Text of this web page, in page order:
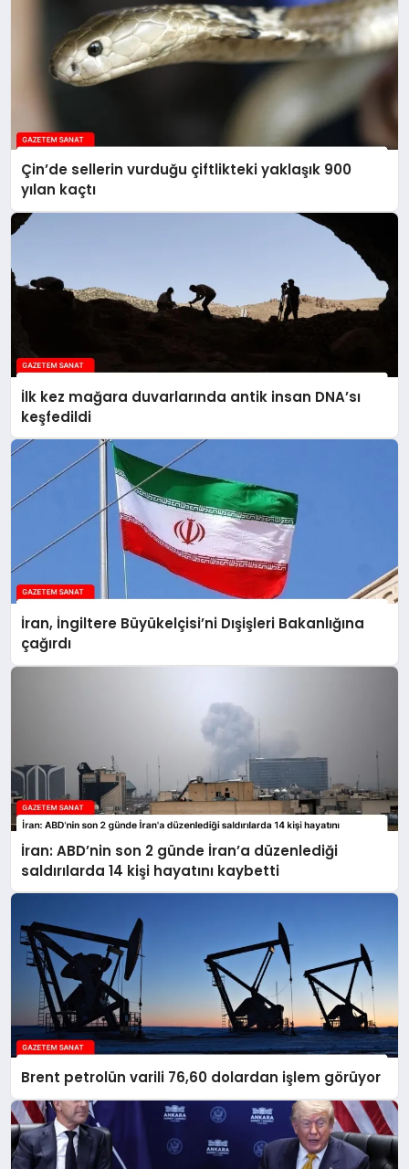
Çin’de sellerin vurduğu çiftlikteki yaklaşık 900
yılan kaçtı
İlk kez mağara duvarlarında antik insan DNA’sı
keşfedildi
İran, İngiltere Büyükelçisi’ni Dışişleri Bakanlığına
çağırdı
İran: ABD’nin son 2 günde İran’a düzenlediği
saldırılarda 14 kişi hayatını kaybetti
Brent petrolün varili 76,60 dolardan işlem görüyor